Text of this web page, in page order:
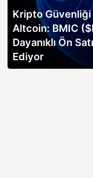
Kripto Güvenliği
Altcoin: BMIC
Dayanıklı Ön
Ediyor